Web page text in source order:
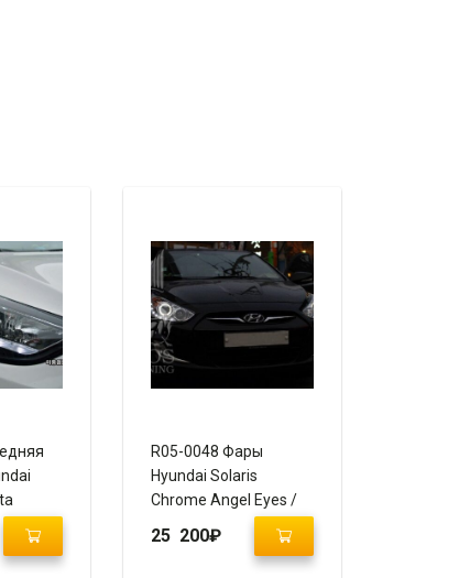
R05-0048 Фары
Hyundai Solaris
Chrome Angel Eyes /
Передняя оптика
25 200₽